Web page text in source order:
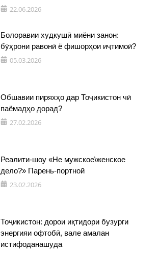
22.06.2026
Болоравии худкушӣ миёни занон:
бӯҳрони равонӣ ё фишорҳои иҷтимоӣ?
05.03.2026
Обшавии пиряхҳо дар Тоҷикистон чӣ
паёмадҳо дорад?
27.02.2026
Реалити-шоу «Не мужское\женское
дело?» Парень-портной
23.02.2026
Тоҷикистон: дорои иқтидори бузурги
энергияи офтобӣ, вале амалан
истифоданашуда